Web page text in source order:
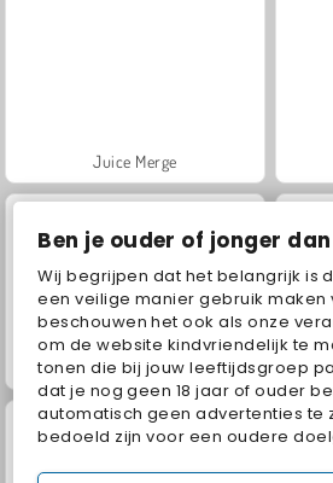
Ben je ouder of jonger dan
Wij begrijpen dat het belangrijk is
een veilige manier gebruik maken
beschouwen het ook als onze
om de website kindvriendelijk te
tonen die bij jouw leeftijdsgroep
dat je nog geen 18 jaar of ouder
automatisch geen advertenties te
bedoeld zijn voor een oudere
Juice Merge
Grand Mahjong Connect